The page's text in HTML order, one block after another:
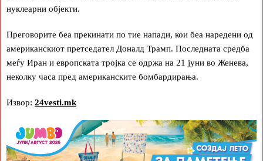
нуклеарни објекти.
Преговорите беа прекинати по тие напади, кои беа наредени од
американскиот претседател Доналд Трамп. Последната средба
меѓу Иран и европската тројка се одржа на 21 јуни во Женева,
неколку часа пред американските бомбардирања.
Извор: 24vesti.mk